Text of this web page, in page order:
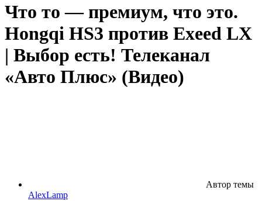
Что то — премиум, что это.
Hongqi HS3 против Exeed LX
| Выбор есть! Телеканал
«Авто Плюс» (Видео)
Автор темы
AlexLamp